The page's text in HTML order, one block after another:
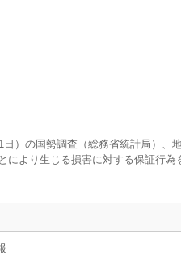
）の国勢調査（総務省統計局）、
により生じる損害に対する保証行